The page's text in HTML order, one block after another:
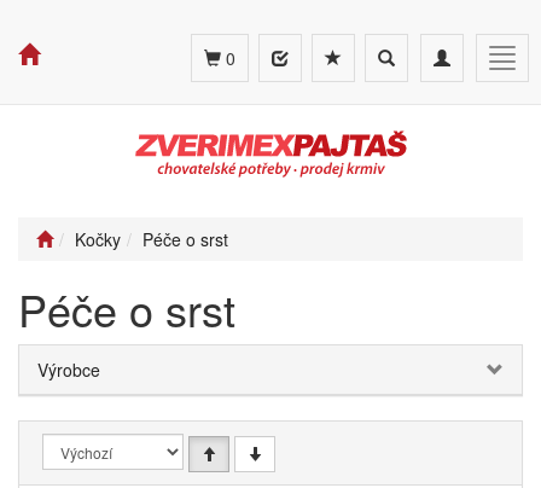
Toggle
navigation
Toggle
search
0
Kočky Péče o srst
Péče o srst
Výrobce